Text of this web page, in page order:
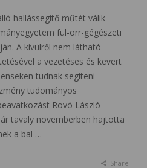
hallássegítő műtét válik
fül-orr-gégészeti
A kívülről nem látható
a vezetéses és kevert
tudnak segíteni –
tudományos
Rovó László
tavaly novemberben hajtotta
a bal …
Share